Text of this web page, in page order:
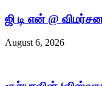
ஜி டி என் @
August 6, 2026